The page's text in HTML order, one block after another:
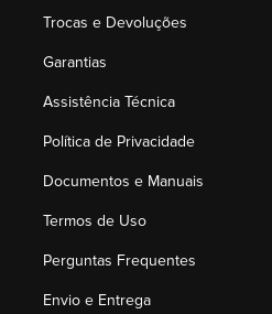
Trocas e Devoluções
Garantias
Assistência Técnica
Política de Privacidade
Documentos e Manuais
Termos de Uso
Perguntas Frequentes
Envio e Entrega